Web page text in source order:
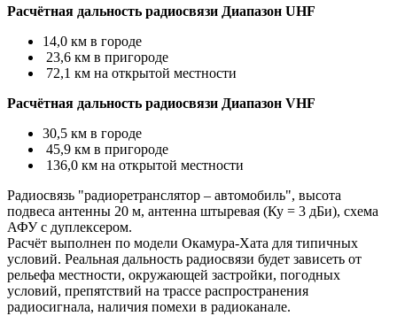
Расчётная дальность радиосвязи Диапазон UHF
14,0 км в городе
23,6 км в пригороде
72,1 км на открытой местности
Расчётная дальность радиосвязи Диапазон VHF
30,5 км в городе
45,9 км в пригороде
136,0 км на открытой местности
Радиосвязь "радиоретранслятор – автомобиль", высота
подвеса антенны 20 м, антенна штыревая (Ку = 3 дБи), схема
АФУ с дуплексером.
Расчёт выполнен по модели Окамура-Хата для типичных
условий. Реальная дальность радиосвязи будет зависеть от
рельефа местности, окружающей застройки, погодных
условий, препятствий на трассе распространения
радиосигнала, наличия помехи в радиоканале.